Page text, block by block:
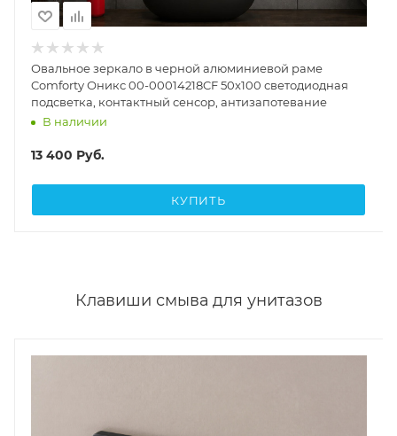
Овальное зеркало в черной алюминиевой раме
Comforty Оникс 00-00014218CF 50x100 светодиодная
подсветка, контактный сенсор, антизапотевание
В наличии
13 400 Руб.
КУПИТЬ
Клавиши смыва для унитазов